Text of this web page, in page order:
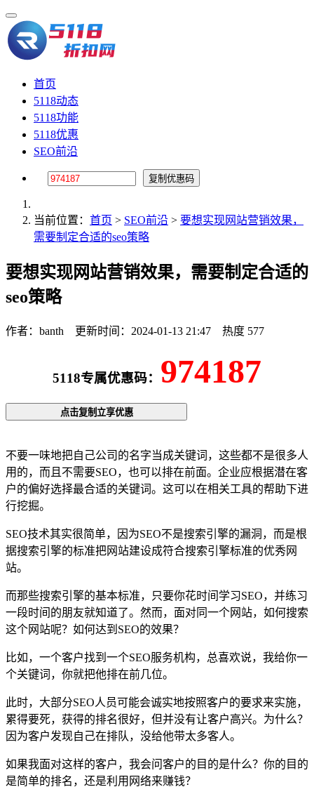
首页
5118动态
5118功能
5118优惠
SEO前沿
当前位置： 首页 > SEO前沿 > 要想实现网站营销效果，
需要制定合适的seo策略
要想实现网站营销效果，需要制定合适的
seo策略
作者：banth 更新时间：2024-01-13 21:47 热度 577
5118专属优惠码： 974187
点击复制立享优惠
不要一味地把自己公司的名字当成关键词，这些都不是很多人
用的，而且不需要SEO，也可以排在前面。企业应根据潜在客
户的偏好选择最合适的关键词。这可以在相关工具的帮助下进
行挖掘。
SEO技术其实很简单，因为SEO不是搜索引擎的漏洞，而是根
据搜索引擎的标准把网站建设成符合搜索引擎标准的优秀网
站。
而那些搜索引擎的基本标准，只要你花时间学习SEO，并练习
一段时间的朋友就知道了。然而，面对同一个网站，如何搜索
这个网站呢？如何达到SEO的效果？
比如，一个客户找到一个SEO服务机构，总喜欢说，我给你一
个关键词，你就把他排在前几位。
此时，大部分SEO人员可能会诚实地按照客户的要求来实施，
累得要死，获得的排名很好，但并没有让客户高兴。为什么？
因为客户发现自己在排队，没给他带太多客人。
如果我面对这样的客户，我会问客户的目的是什么？你的目的
是简单的排名，还是利用网络来赚钱？